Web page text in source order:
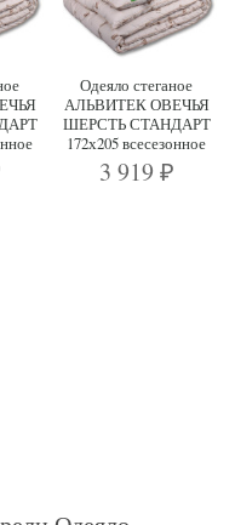
Одеяло стеганое
АЛЬВИТЕК ОВЕЧЬЯ
ШЕРСТЬ СТАНДАРТ
172х205 всесезонное
3 919 ₽